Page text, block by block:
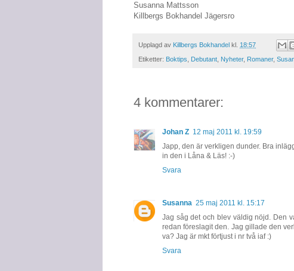
Susanna Mattsson
Killbergs Bokhandel Jägersro
Upplagd av Killbergs Bokhandel kl. 18:57
Etiketter: Boktips, Debutant, Nyheter, Romaner,
4 kommentarer:
Johan Z 12 maj 2011 kl. 19:59
Japp, den är verkligen dunder. Bra
in den i Låna & Läs! :-)
Svara
Susanna 25 maj 2011 kl. 15:17
Jag såg det och blev väldig nöjd. Den
redan föreslagit den. Jag gillade den
va? Jag är mkt förtjust i nr två iaf :)
Svara